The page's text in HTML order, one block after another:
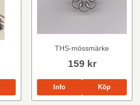
THS-mössmärke
159 kr
Info Köp